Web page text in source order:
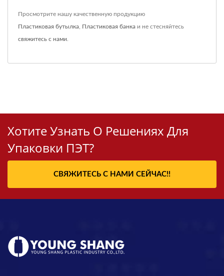
Просмотрите нашу качественную продукцию
Пластиковая бутылка Пластиковая банка и не стесняйтесь
свяжитесь с нами
Хотите Узнать О Решениях Для
Упаковки ПЭТ?
СВЯЖИТЕСЬ С НАМИ СЕЙЧАС!!